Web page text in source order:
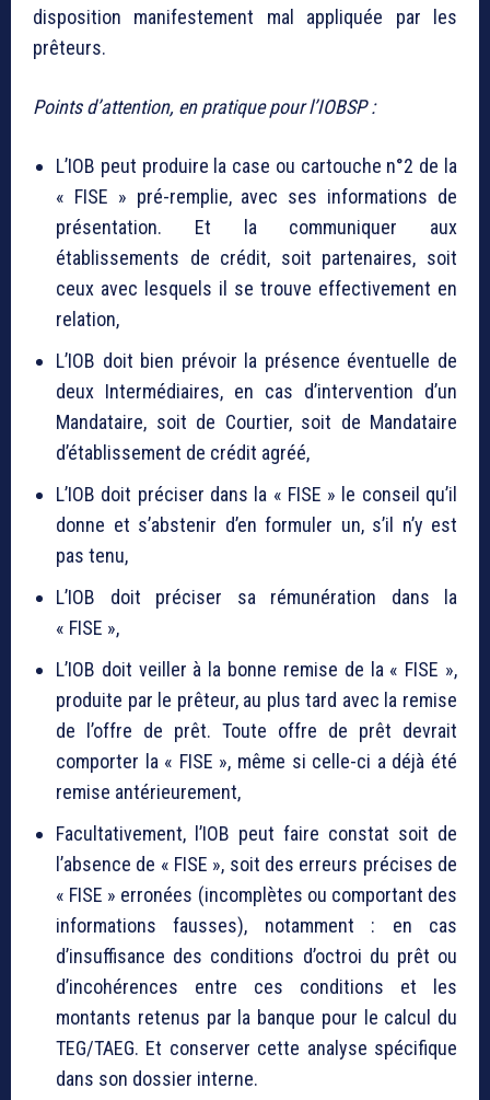
disposition manifestement mal appliquée par les
prêteurs.
Points d’attention, en pratique pour l’IOBSP :
L’IOB peut produire la case ou cartouche n°2 de la
« FISE » pré-remplie, avec ses informations de
présentation. Et la communiquer aux
établissements de crédit, soit partenaires, soit
ceux avec lesquels il se trouve effectivement en
relation,
L’IOB doit bien prévoir la présence éventuelle de
deux Intermédiaires, en cas d’intervention d’un
Mandataire, soit de Courtier, soit de Mandataire
d’établissement de crédit agréé,
L’IOB doit préciser dans la « FISE » le conseil qu’il
donne et s’abstenir d’en formuler un, s’il n’y est
pas tenu,
L’IOB doit préciser sa rémunération dans la
« FISE »,
L’IOB doit veiller à la bonne remise de la « FISE »,
produite par le prêteur, au plus tard avec la remise
de l’offre de prêt. Toute offre de prêt devrait
comporter la « FISE », même si celle-ci a déjà été
remise antérieurement,
Facultativement, l’IOB peut faire constat soit de
l’absence de « FISE », soit des erreurs précises de
« FISE » erronées (incomplètes ou comportant des
informations fausses), notamment : en cas
d’insuffisance des conditions d’octroi du prêt ou
d’incohérences entre ces conditions et les
montants retenus par la banque pour le calcul du
TEG/TAEG. Et conserver cette analyse spécifique
dans son dossier interne.